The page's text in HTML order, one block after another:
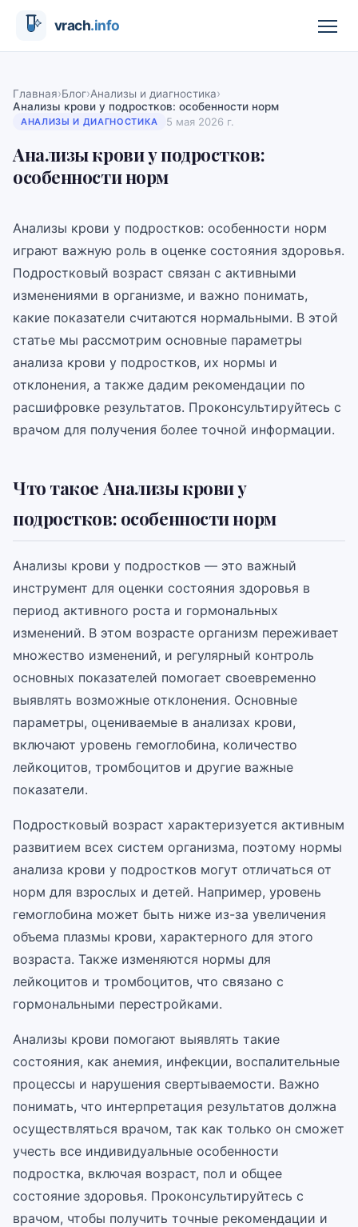
Главная›Блог›Анализы и диагностика›
Анализы крови у подростков: особенности норм
АНАЛИЗЫ И ДИАГНОСТИКА 5 мая 2026 г.
Анализы крови у подростков:
особенности норм
Анализы крови у подростков: особенности норм
играют важную роль в оценке состояния здоровья.
Подростковый возраст связан с активными
изменениями в организме, и важно понимать,
какие показатели считаются нормальными. В этой
статье мы рассмотрим основные параметры
анализа крови у подростков, их нормы и
отклонения, а также дадим рекомендации по
расшифровке результатов. Проконсультируйтесь с
врачом для получения более точной информации.
Что такое Анализы крови у
подростков: особенности норм
Анализы крови у подростков — это важный
инструмент для оценки состояния здоровья в
период активного роста и гормональных
изменений. В этом возрасте организм переживает
множество изменений, и регулярный контроль
основных показателей помогает своевременно
выявлять возможные отклонения. Основные
параметры, оцениваемые в анализах крови,
включают уровень гемоглобина, количество
лейкоцитов, тромбоцитов и другие важные
показатели.
Подростковый возраст характеризуется активным
развитием всех систем организма, поэтому нормы
анализа крови у подростков могут отличаться от
норм для взрослых и детей. Например, уровень
гемоглобина может быть ниже из-за увеличения
объема плазмы крови, характерного для этого
возраста. Также изменяются нормы для
лейкоцитов и тромбоцитов, что связано с
гормональными перестройками.
Анализы крови помогают выявлять такие
состояния, как анемия, инфекции, воспалительные
процессы и нарушения свертываемости. Важно
понимать, что интерпретация результатов должна
осуществляться врачом, так как только он сможет
учесть все индивидуальные особенности
подростка, включая возраст, пол и общее
состояние здоровья. Проконсультируйтесь с
врачом, чтобы получить точные рекомендации и